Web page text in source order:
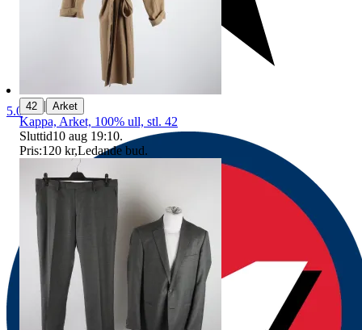
5.0 42 | Arket
Kappa, Arket, 100% ull, stl. 42
Sluttid10 aug 19:10.
Pris:120 kr,Ledande bud.